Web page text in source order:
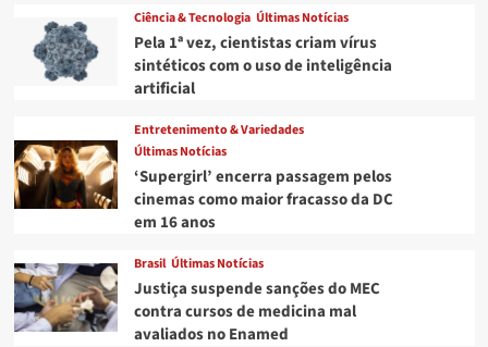
Ciência & Tecnologia Últimas Notícias
Pela 1ª vez, cientistas criam vírus
sintéticos com o uso de inteligência
artificial
Entretenimento & Variedades
Últimas Notícias
‘Supergirl’ encerra passagem pelos
cinemas como maior fracasso da DC
em 16 anos
Brasil Últimas Notícias
Justiça suspende sanções do MEC
contra cursos de medicina mal
avaliados no Enamed